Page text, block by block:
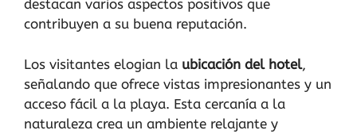
destacan varios aspectos positivos que
contribuyen a su buena reputación.
Los visitantes elogian la ubicación del hotel,
señalando que ofrece vistas impresionantes y un
acceso fácil a la playa. Esta cercanía a la
naturaleza crea un ambiente relajante y